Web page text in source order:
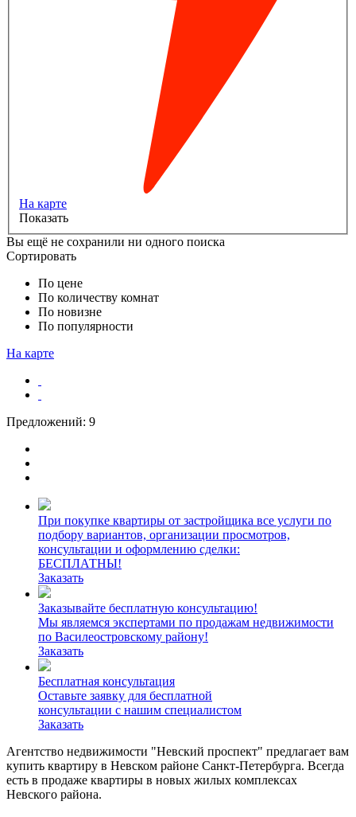
На карте
Показать
Вы ещё не сохранили ни одного поиска
Сортировать
По цене
По количеству комнат
По новизне
По популярности
На карте
Предложений: 9
При покупке квартиры от застройщика все услуги по
подбору вариантов, организации просмотров,
консультации и оформлению сделки:
БЕСПЛАТНЫ!
Заказать
Заказывайте бесплатную консультацию!
Мы являемся экспертами по продажам недвижимости
по Василеостровскому району!
Заказать
Бесплатная консультация
Оставьте заявку для бесплатной
консультации с нашим специалистом
Заказать
Агентство недвижимости "Невский проспект" предлагает вам
купить квартиру в Невском районе Санкт-Петербурга. Всегда
есть в продаже квартиры в новых жилых комплексах
Невского района.